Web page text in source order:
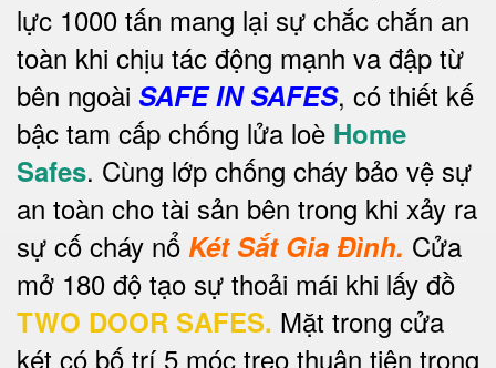
lực 1000 tấn mang lại sự chắc chắn an
toàn khi chịu tác động mạnh va đập từ
bên ngoài SAFE IN SAFES, có thiết kế
bậc tam cấp chống lửa loè Home
Safes. Cùng lớp chống cháy bảo vệ sự
an toàn cho tài sản bên trong khi xảy ra
sự cố cháy nổ Két Sắt Gia Đình. Cửa
mở 180 độ tạo sự thoải mái khi lấy đồ
TWO DOOR SAFES. Mặt trong cửa
két có bố trí 5 móc treo thuận tiện trong